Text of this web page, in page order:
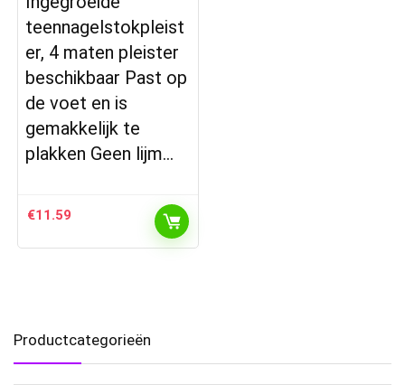
teennagelstokpleist
er, 4 maten pleister
beschikbaar Past op
de voet en is
gemakkelijk te
plakken Geen lijm…
€11.59
Productcategorieën